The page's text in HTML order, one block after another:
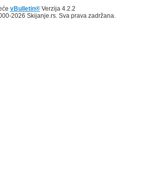
vBulletin®Verzija 4.2.2
2026 Skijanje.rs. Sva prava zadržana.